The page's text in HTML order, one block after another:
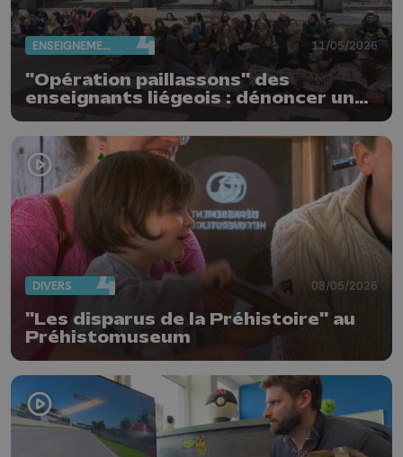
ENSEIGNEMENT 11/05/2026
"Opération paillassons" des
enseignants liégeois : dénoncer une
DIVERS 08/05/2026
"Les disparus de la Préhistoire" au
Préhistomuseum